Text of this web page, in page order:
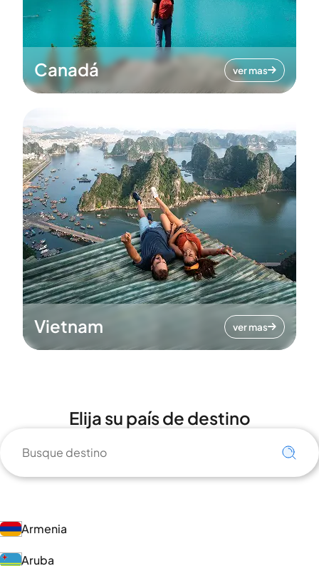
Canadá ver mas
Vietnam ver mas
Elija su país de destino
Armenia
Aruba